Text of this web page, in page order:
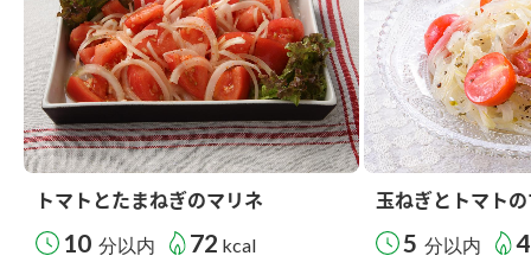
トマトとたまねぎのマリネ
10 分以内 72 kcal
玉ねぎとトマト
5 分以内